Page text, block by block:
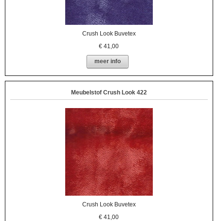
Crush Look Buvetex
€41,00
meer info
Meubelstof Crush Look 422
Crush Look Buvetex
€41,00